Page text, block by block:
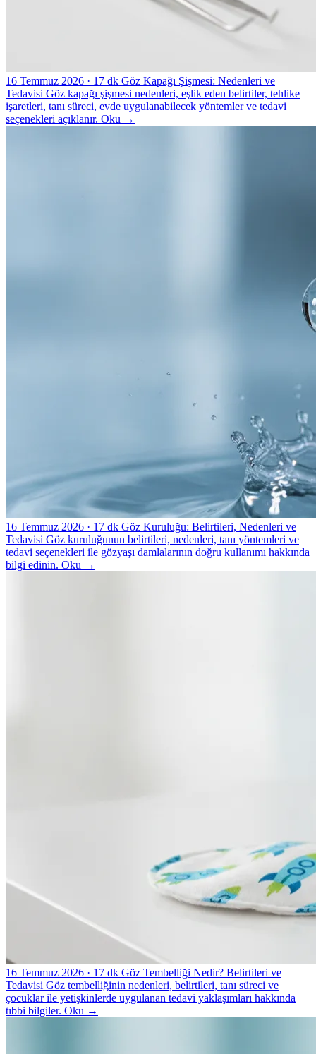
16 Temmuz 2026 · 17 dk Göz Kapağı Şişmesi: Nedenleri ve
Tedavisi Göz kapağı şişmesi nedenleri, eşlik eden belirtiler, tehlike
işaretleri, tanı süreci, evde uygulanabilecek yöntemler ve tedavi
seçenekleri açıklanır. Oku →
16 Temmuz 2026 · 17 dk Göz Kuruluğu: Belirtileri, Nedenleri ve
Tedavisi Göz kuruluğunun belirtileri, nedenleri, tanı yöntemleri ve
tedavi seçenekleri ile gözyaşı damlalarının doğru kullanımı hakkında
bilgi edinin. Oku →
16 Temmuz 2026 · 17 dk Göz Tembelliği Nedir? Belirtileri ve
Tedavisi Göz tembelliğinin nedenleri, belirtileri, tanı süreci ve
çocuklar ile yetişkinlerde uygulanan tedavi yaklaşımları hakkında
tıbbi bilgiler. Oku →